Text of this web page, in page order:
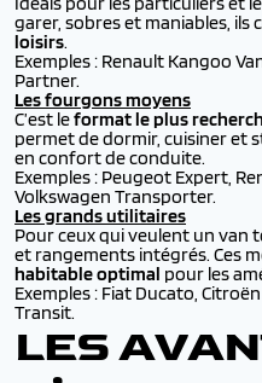
garer, sobres et maniables, ils
loisirs.
Exemples : Renault Kangoo
Partner.
Les fourgons moyens
C’est leformat le plus
permet de dormir, cuisiner et
en confort de conduite.
Exemples : Peugeot Expert,
Volkswagen Transporter.
Les grands utilitaires
Pour ceux qui veulent un van
et rangements intégrés. Ces
habitable optimal pour les
Exemples : Fiat Ducato,
Transit.
LES